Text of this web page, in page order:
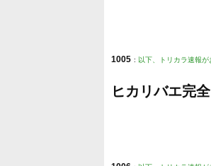
1005 : 以下、トリカラ速報
ヒカリバエ完